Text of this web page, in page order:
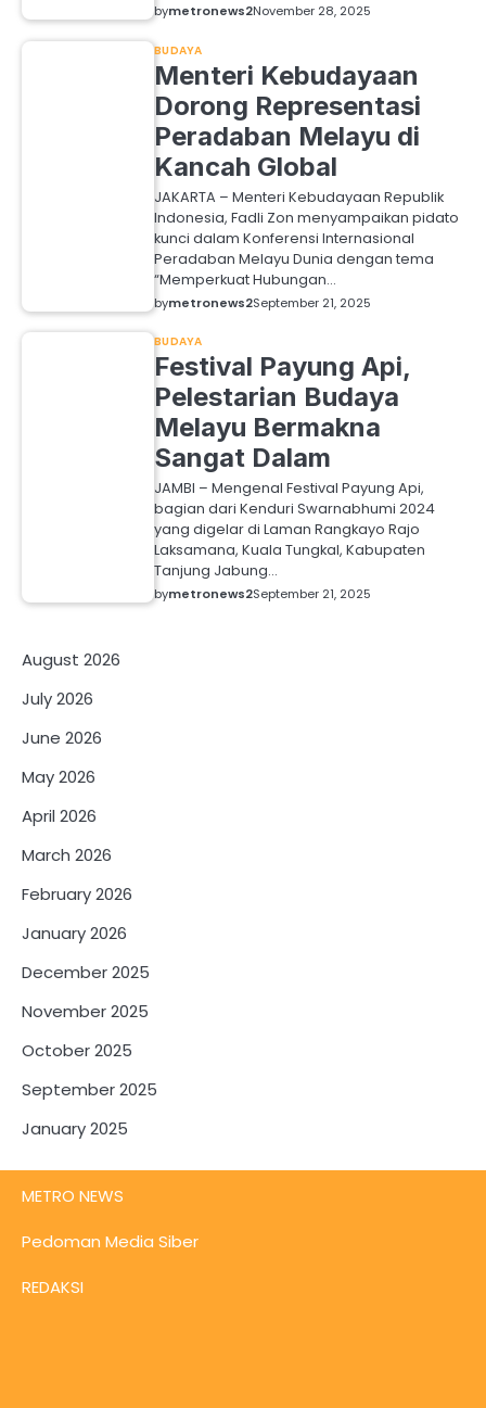
bymetronews2November 28, 2025
BUDAYA
Menteri Kebudayaan
Dorong Representasi
Peradaban Melayu di
Kancah Global
JAKARTA – Menteri Kebudayaan Republik
Indonesia, Fadli Zon menyampaikan pidato
kunci dalam Konferensi Internasional
Peradaban Melayu Dunia dengan tema
“Memperkuat Hubungan…
bymetronews2September 21, 2025
BUDAYA
Festival Payung Api,
Pelestarian Budaya
Melayu Bermakna
Sangat Dalam
JAMBI – Mengenal Festival Payung Api,
bagian dari Kenduri Swarnabhumi 2024
yang digelar di Laman Rangkayo Rajo
Laksamana, Kuala Tungkal, Kabupaten
Tanjung Jabung…
bymetronews2September 21, 2025
August 2026
July 2026
June 2026
May 2026
April 2026
March 2026
February 2026
January 2026
December 2025
November 2025
October 2025
September 2025
January 2025
METRO NEWS
Pedoman Media Siber
REDAKSI